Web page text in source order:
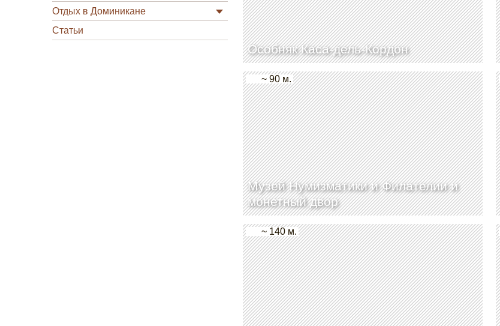
Отдых в Доминикане
Статьи
Особняк Каса-дель-Кордон
Музей Нумизматики и Филателии и
монетный двор
~ 90 м.
~ 140 м.